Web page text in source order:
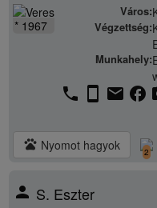
* 1967
Város:
Végzettség:
Munkahely:
phone stay_current_portrait email facebook
pets Nyomot hagyok 2
person S. Eszter